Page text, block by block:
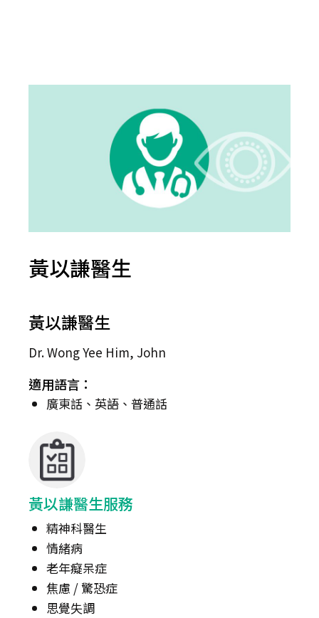
黃以謙醫生
黃以謙醫生
Dr. Wong Yee Him, John
適用語言：
廣東話、英語、普通話
黃以謙醫生服務
精神科醫生
情緒病
老年癡呆症
焦慮 / 驚恐症
思覺失調